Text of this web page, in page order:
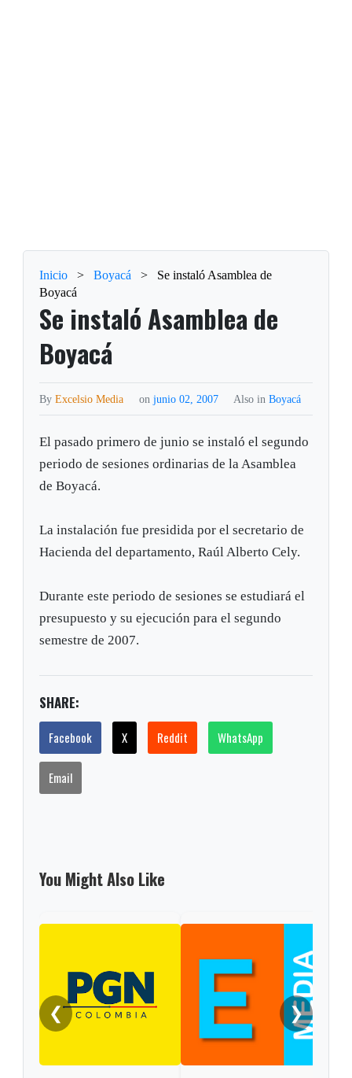
Inicio > Boyacá >
Se instaló Asamblea de
Boyacá
Se instaló Asamblea de
Boyacá
ByExcelsio Media on junio 02, 2007 Also in Boyacá
El pasado primero de junio se instaló el segundo
periodo de sesiones ordinarias de la Asamblea
de Boyacá.
La instalación fue presidida por el secretario de
Hacienda del departamento, Raúl Alberto Cely.
Durante este periodo de sesiones se estudiará el
presupuesto y su ejecución para el segundo
semestre de 2007.
SHARE:
Facebook X Reddit WhatsApp
Email
You Might Also Like
❮ ❯